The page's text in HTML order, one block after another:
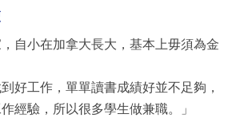
自小在加拿大長大，基本上毋須為金
好工作，單單讀書成績好並不足夠，
經驗，所以很多學生做兼職。」